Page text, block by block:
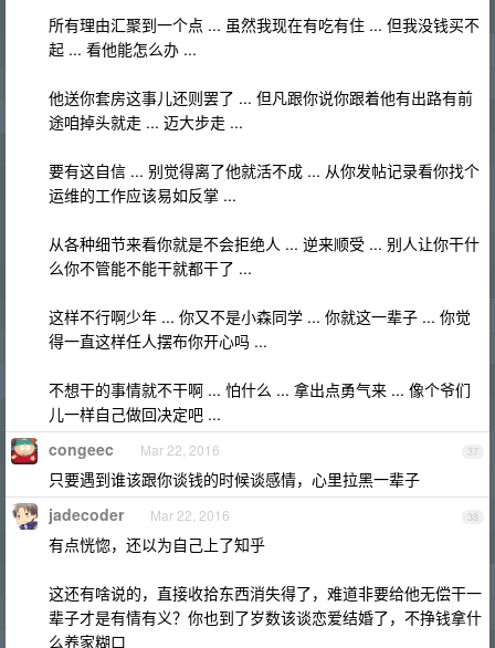
所有理由汇聚到一个点 ... 虽然我现在有吃有住 ... 但我没钱买不
起 ... 看他能怎么办 ...
他送你套房这事儿还则罢了 ... 但凡跟你说你跟着他有出路有前
途咱掉头就走 ... 迈大步走 ...
要有这自信 ... 别觉得离了他就活不成 ... 从你发帖记录看你找个
运维的工作应该易如反掌 ...
从各种细节来看你就是不会拒绝人 ... 逆来顺受 ... 别人让你干什
么你不管能不能干就都干了 ...
这样不行啊少年 ... 你又不是小森同学 ... 你就这一辈子 ... 你觉
得一直这样任人摆布你开心吗 ...
不想干的事情就不干啊 ... 怕什么 ... 拿出点勇气来 ... 像个爷们
儿一样自己做回决定吧 ...
37
congeec Mar 22, 2016
只要遇到谁该跟你谈钱的时候谈感情，心里拉黑一辈子
38
jadecoder Mar 22, 2016
有点恍惚，还以为自己上了知乎
这还有啥说的，直接收拾东西消失得了，难道非要给他无偿干一
辈子才是有情有义？你也到了岁数该谈恋爱结婚了，不挣钱拿什
么养家糊口